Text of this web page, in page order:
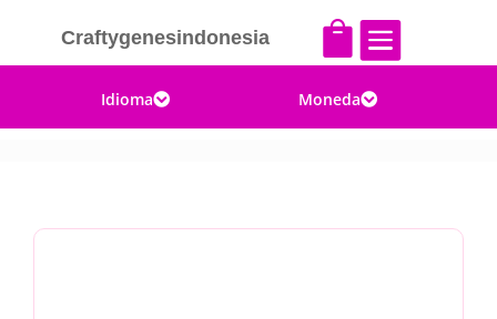
Craftygenesindonesia  
Idioma Moneda